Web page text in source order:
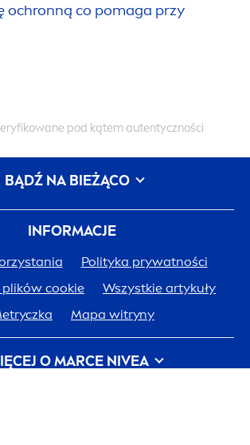
ochronną co pomaga przy
pod kątem autentyczności
INFORMACJE
Polityka prywatności
cookie
Wszystkie artykuły
Mapa witryny
O MARCE NIVEA
BĄDŹ NA BIEŻĄCO